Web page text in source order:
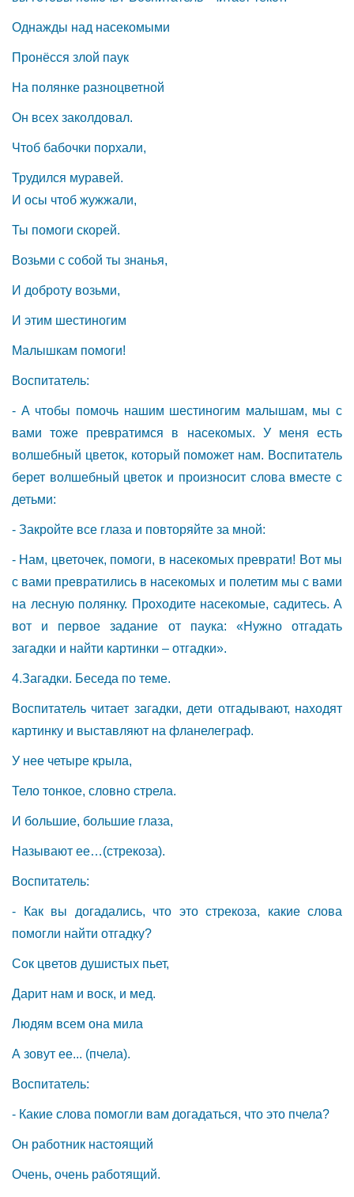
Однажды над насекомыми
Пронёсся злой паук
На полянке разноцветной
Он всех заколдовал.
Чтоб бабочки порхали,
Трудился муравей.
И осы чтоб жужжали,
Ты помоги скорей.
Возьми с собой ты знанья,
И доброту возьми,
И этим шестиногим
Малышкам помоги!
Воспитатель:
- А чтобы помочь нашим шестиногим малышам, мы с
вами тоже превратимся в насекомых. У меня есть
волшебный цветок, который поможет нам. Воспитатель
берет волшебный цветок и произносит слова вместе с
детьми:
- Закройте все глаза и повторяйте за мной:
- Нам, цветочек, помоги, в насекомых преврати! Вот мы
с вами превратились в насекомых и полетим мы с вами
на лесную полянку. Проходите насекомые, садитесь. А
вот и первое задание от паука: «Нужно отгадать
загадки и найти картинки – отгадки».
4.Загадки. Беседа по теме.
Воспитатель читает загадки, дети отгадывают, находят
картинку и выставляют на фланелеграф.
У нее четыре крыла,
Тело тонкое, словно стрела.
И большие, большие глаза,
Называют ее…(стрекоза).
Воспитатель:
- Как вы догадались, что это стрекоза, какие слова
помогли найти отгадку?
Сок цветов душистых пьет,
Дарит нам и воск, и мед.
Людям всем она мила
А зовут ее... (пчела).
Воспитатель:
- Какие слова помогли вам догадаться, что это пчела?
Он работник настоящий
Очень, очень работящий.